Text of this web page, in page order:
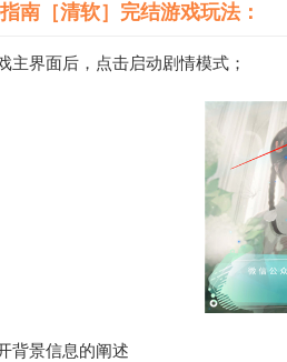
南［清软］完结游戏玩法：
主界面后，点击启动剧情模式；
背景信息的阐述